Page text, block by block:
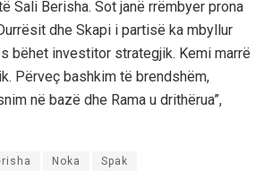
Sali Berisha. Sot janë rrëmbyer prona
dhe Skapi i partisë ka mbyllur
bëhet investitor strategjik. Kemi marrë
Përveç bashkim të brendshëm,
në bazë dhe Rama u drithërua”,
Noka Spak